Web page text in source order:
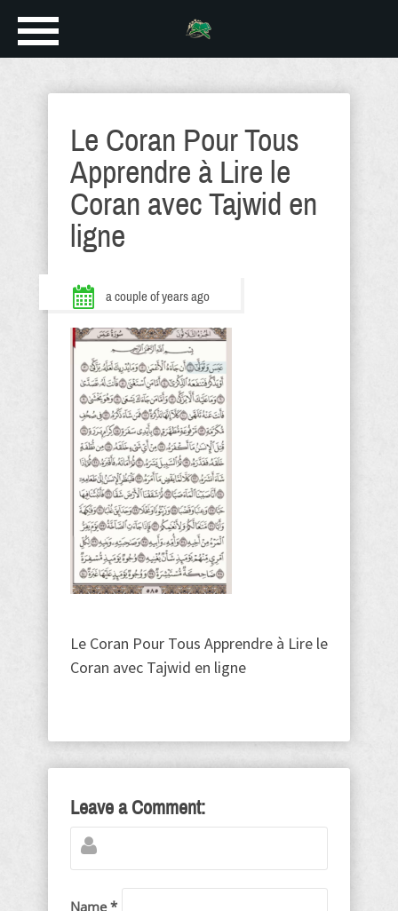
Le Coran Pour Tous
Apprendre à Lire le
Coran avec Tajwid en
ligne
a couple of years ago
Le Coran Pour Tous Apprendre à Lire le
Coran avec Tajwid en ligne
Leave a Comment:
Name *